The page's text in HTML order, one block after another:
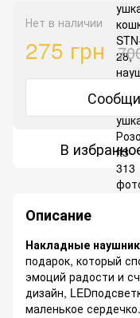
Нет в наличии
275 грн
В
Описание
Накладные
подарок, который
эмоций радости и
дизайн,
маленькое сердечко.